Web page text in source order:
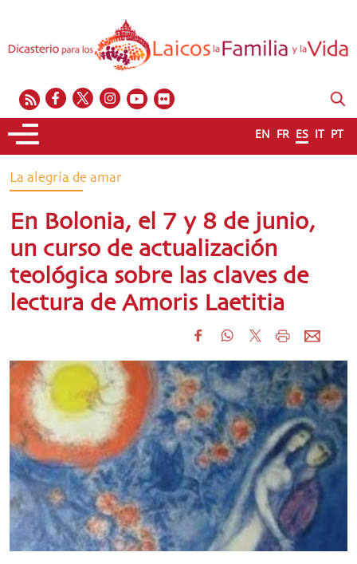
EN FR ES IT PT
La alegría de amar
En Bolonia, el 7 y 8 de junio,
un curso de actualización
teológica sobre las claves de
lectura de Amoris Laetitia